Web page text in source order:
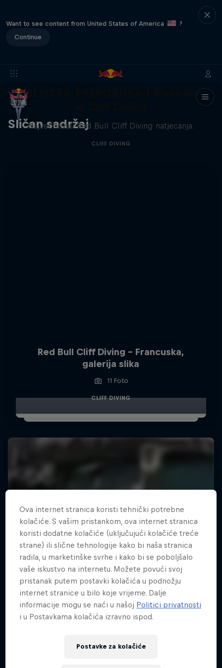
Want to see content from United States of America
?
Continue
Sličan sadržaj
FILMSKA PREPORUKA | Rivalries
Najveći rivali Red Bull Cliff Diving natjecanja.
CLIFF DIVING
Red Bull Cliff Diving - Francuska,
galerija slika
11 Foto
CLIFF DIVING
Ova internet stranica koristi tehnički potrebne
kolačiće. S vašim pristankom, ova internet stranica
koristi dodatne kolačiće (uključujući kolačiće treće
strane) ili slične tehnologije kako bi naša stranica
radila, u marketinške svrhe i kako bi se poboljšalo
vaše iskustvo na internetu. Možete povući svoj
pristanak putem postavki kolačića u podnožju
internet stranice u bilo koje vrijeme. Dalje
informacije mogu se naći u našoj Politici privatnosti
i u Postavkama kolačića izravno ispod.
Postavke za kolačiće